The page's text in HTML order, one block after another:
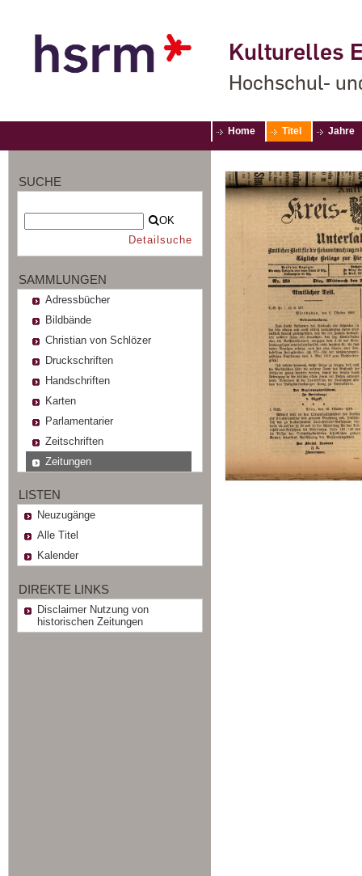
Kulturelles
Hochschul-
Home Titel Jahre
SUCHE
OK
Detailsuche
SAMMLUNGEN
Adressbücher
Bildbände
Christian von Schlözer
Druckschriften
Handschriften
Karten
Parlamentarier
Zeitschriften
Zeitungen
LISTEN
Neuzugänge
Alle Titel
Kalender
DIREKTE LINKS
Disclaimer Nutzung von
historischen Zeitungen